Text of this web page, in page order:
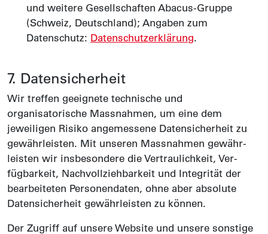
und weitere Gesellschaften Abacus-Gruppe
(Schweiz, Deutschland); Angaben zum
Datenschutz: Datenschutzerklärung.
7. Daten­sicherheit
Wir treffen geeignete technische und
organisatorische Mass­nahmen, um eine dem
jeweiligen Risiko angemessene Daten­sicherheit zu
gewähr­leisten. Mit unseren Mass­nahmen gewähr­
leisten wir insbesondere die Ver­traulichkeit, Ver­
fügbarkeit, Nach­vollzieh­barkeit und Integrität der
bearbeiteten Personen­daten, ohne aber absolute
Daten­sicherheit gewährleisten zu können.
Der Zugriff auf unsere Website und unsere sonstige